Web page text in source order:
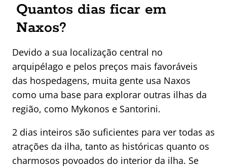
Quantos dias ficar em
Naxos?
Devido a sua localização central no
arquipélago e pelos preços mais favoráveis
das hospedagens, muita gente usa Naxos
como uma base para explorar outras ilhas da
região, como Mykonos e Santorini.
2 dias inteiros são suficientes para ver todas as
atrações da ilha, tanto as históricas quanto os
charmosos povoados do interior da ilha. Se